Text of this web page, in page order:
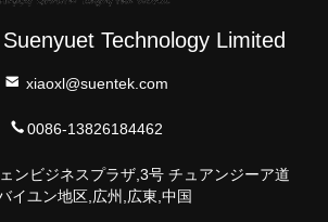
Technology Limited
xiaoxl@suentek.com
0086-13826184462
ンビジネスプラザ,3号 チュアンジーア道
イユン地区,広州,広東,中国